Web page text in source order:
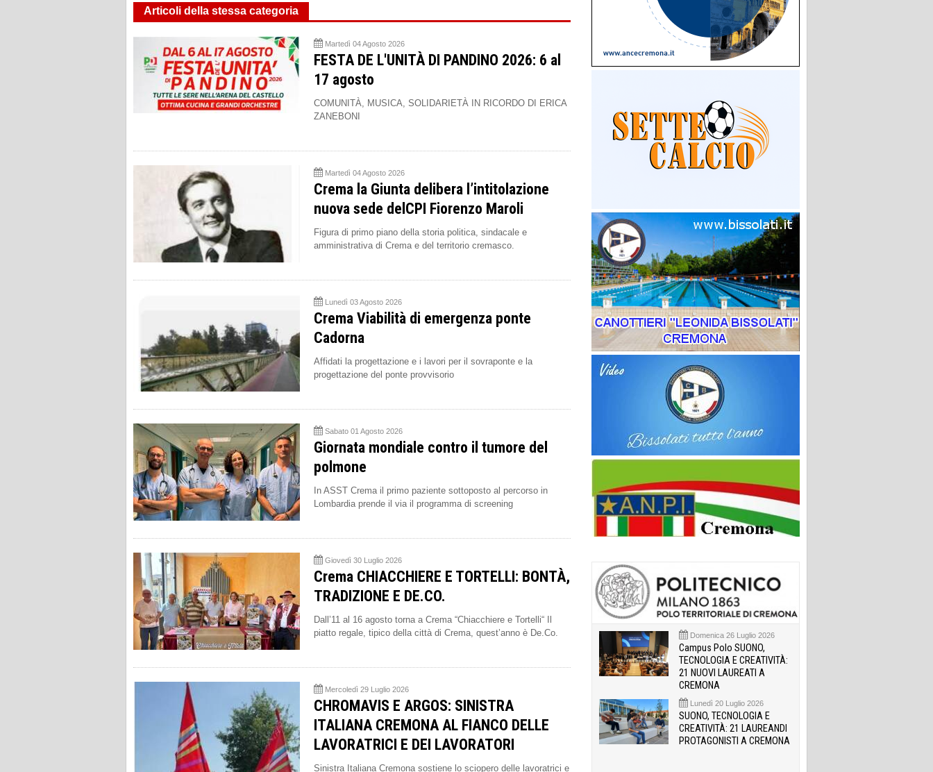
Articoli della stessa categoria
Martedì 04 Agosto 2026
FESTA DE L'UNITÀ DI PANDINO 2026: 6 al
17 agosto
COMUNITÀ, MUSICA, SOLIDARIETÀ IN RICORDO DI ERICA
ZANEBONI
Martedì 04 Agosto 2026
Crema la Giunta delibera l’intitolazione
nuova sede delCPI Fiorenzo Maroli
Figura di primo piano della storia politica, sindacale e
amministrativa di Crema e del territorio cremasco.
Lunedì 03 Agosto 2026
Crema Viabilità di emergenza ponte
Cadorna
Affidati la progettazione e i lavori per il sovraponte e la
progettazione del ponte provvisorio
Sabato 01 Agosto 2026
Giornata mondiale contro il tumore del
polmone
In ASST Crema il primo paziente sottoposto al percorso in
Lombardia prende il via il programma di screening
Giovedì 30 Luglio 2026
Crema CHIACCHIERE E TORTELLI: BONTÀ,
TRADIZIONE E DE.CO.
Dall’11 al 16 agosto torna a Crema “Chiacchiere e Tortelli“ Il
piatto regale, tipico della città di Crema, quest’anno è De.Co.
Mercoledì 29 Luglio 2026
CHROMAVIS E ARGOS: SINISTRA
ITALIANA CREMONA AL FIANCO DELLE
LAVORATRICI E DEI LAVORATORI
Sinistra Italiana Cremona sostiene lo sciopero delle lavoratrici e
Domenica 26 Luglio 2026
Campus Polo SUONO,
TECNOLOGIA E CREATIVITÀ:
21 NUOVI LAUREATI A
CREMONA
Lunedì 20 Luglio 2026
SUONO, TECNOLOGIA E
CREATIVITÀ: 21 LAUREANDI
PROTAGONISTI A CREMONA